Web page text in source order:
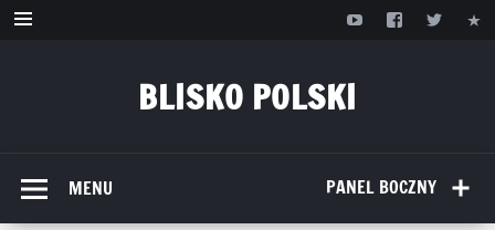
Przejdź
BLISKO POLSKI
PANEL BOCZNY
MENU